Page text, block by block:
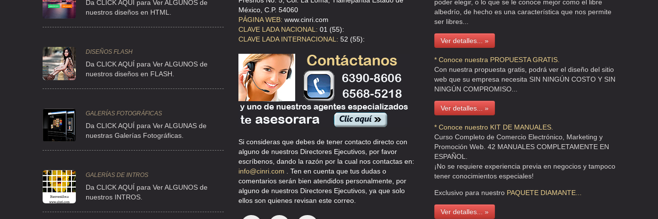
Da CLICK AQUÍ para Ver ALGUNOS de
nuestros diseños en HTML.
DISEÑOS FLASH
Da CLICK AQUÍ para Ver ALGUNOS de
nuestros diseños en FLASH.
GALERÍAS FOTOGRÁFICAS
Da CLICK AQUÍ para Ver ALGUNAS de
nuestras Galerías Fotográficas.
GALERÍAS DE INTROS
Da CLICK AQUÍ para Ver ALGUNOS de
nuestros INTROS.
México, C.P. 54060
PÁGINA WEB: www.cinri.com
CLAVE LADA NACIONAL: 01 (55):
CLAVE LADA INTERNACIONAL: 52 (55):
Si consideras que debes de tener contacto directo con
alguno de nuestros Directores Ejecutivos, por favor
escríbenos, dando la razón por la cual nos contactas en:
info@cinri.com
. Ten en cuenta que tus dudas o
comentarios serán bien atendidos personalmente, por
alguno de nuestros Directores Ejecutivos, ya que solo
ellos son quienes revisan este correo.
poder elegir, o lo que se le conoce mejor como el libre
albedrío, de hecho es una característica que nos permite
ser libres...
Ver detalles... »
* Conoce nuestra PROPUESTA GRATIS.
Con nuestra propuesta gratis, podrá ver el diseño del sitio
web que su empresa necesita SIN NINGÚN COSTO Y SIN
NINGÚN COMPROMISO...
Ver detalles... »
* Conoce nuestro KIT DE MANUALES.
Curso Completo de Comercio Electrónico, Marketing y
Promoción Web. 42 MANUALES COMPLETAMENTE EN
ESPAÑOL.
¡No se requiere experiencia previa en negocios y tampoco
tener conocimientos especiales!
Exclusivo para nuestro PAQUETE DIAMANTE...
Ver detalles... »